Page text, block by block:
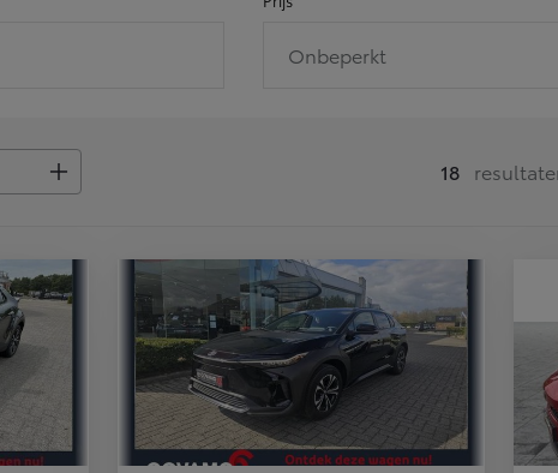
Onbeperkt
18